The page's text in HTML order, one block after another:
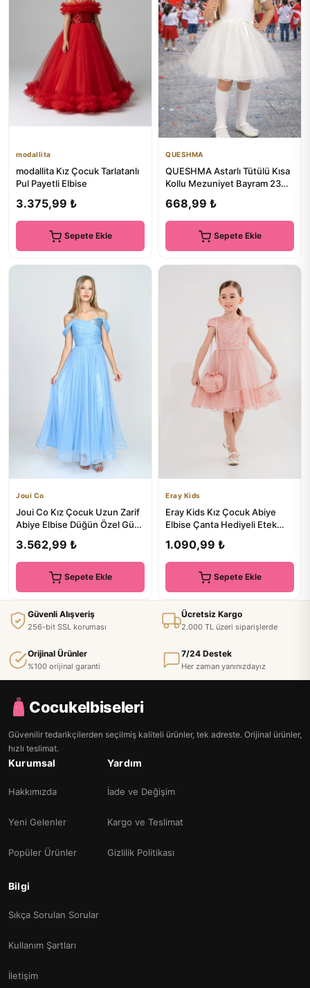
modallita
modallita Kız Çocuk Tarlatanlı
Pul Payetli Elbise
3.375,99 ₺
Sepete Ekle
QUESHMA
QUESHMA Astarlı Tütülü Kısa
Kollu Mezuniyet Bayram 23
668,99 ₺
Sepete Ekle
Joui Co
Joui Co Kız Çocuk Uzun Zarif
Abiye Elbise Düğün Özel Gün
3.562,99 ₺
Sepete Ekle
Eray Kids
Eray Kids Kız Çocuk Abiye
Elbise Çanta Hediyeli Etek
1.090,99 ₺
Sepete Ekle
Güvenli Alışveriş
256-bit SSL koruması
Ücretsiz Kargo
2.000 TL üzeri siparişlerde
Orijinal Ürünler
%100 orijinal garanti
7/24 Destek
Her zaman yanınızdayız
Cocukelbiseleri
Güvenilir tedarikçilerden seçilmiş kaliteli ürünler, tek adreste. Orijinal ürünler,
hızlı teslimat.
Kurumsal
Hakkımızda
Yeni Gelenler
Popüler Ürünler
Yardım
İade ve Değişim
Kargo ve Teslimat
Gizlilik Politikası
Bilgi
Sıkça Sorulan Sorular
Kullanım Şartları
İletişim